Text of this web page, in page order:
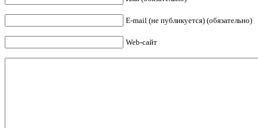
E-mail (не публикуется) (обязательно)
Web-сайт